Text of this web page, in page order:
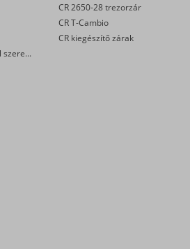
CR zár és CR zárral szerelt biztonsági ajtó javítása
CR 2650-28 trezorzár
CR T-Cambio
CR kiegészítő zárak